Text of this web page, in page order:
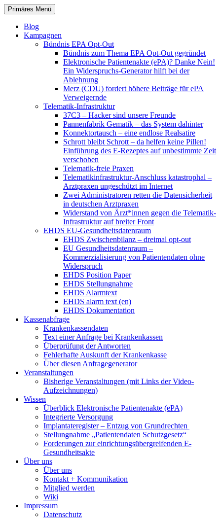
Zum
Inhalt
springen
patientenrechte-datenschutz.de
Suchen
Primäres Menü
Blog
Kampagnen
Bündnis EPA Opt-Out
Bündnis zum Thema EPA Opt-Out gegründet
Elektronische Patientenakte (ePA)? Danke Nein!
Ein Widerspruchs-Generator hilft bei der
Ablehnung
Merz (CDU) fordert höhere Beiträge für ePA
Verweigernde
Telematik-Infrastruktur
37C3 – Hacker sind unsere Freunde
Pannenfabrik Gematik – das System dahinter
Konnektortausch – eine endlose Realsatire
Schrott bleibt Schrott – da helfen keine Pillen!
Einführung des E-Rezeptes auf unbestimmte Zeit
verschoben
Telematik-freie Praxen
Telematikinfrastruktur-Anschluss katastrophal –
Arztpraxen ungeschützt im Internet
Zwei Administratoren retten die Datensicherheit
in deutschen Arztpraxen
Widerstand von Ärzt*innen gegen die Telematik-
Infrastruktur auf breiter Front
EHDS EU-Gesundheitsdatenraum
EHDS Zwischenbilanz – dreimal opt-out
EU Gesundheitsdatenraum –
Kommerzialisierung von Patientendaten ohne
Widerspruch
EHDS Position Paper
EHDS Stellungnahme
EHDS Alarmtext
EHDS alarm text (en)
EHDS Dokumentation
Kassenabfrage
Krankenkassendaten
Text einer Anfrage bei Krankenkassen
Überprüfung der Antworten
Fehlerhafte Auskunft der Krankenkasse
Über diesen Anfragegenerator
Veranstaltungen
Bisherige Veranstaltungen (mit Links der Video-
Aufzeichnungen)
Wissen
Überblick Elektronische Patientenakte (ePA)
Integrierte Versorgung
Implantateregister – Entzug von Grundrechten
Stellungnahme „Patientendaten Schutzgesetz“
Forderungen zur einrichtungsübergreifenden E-
Gesundheitsakte
Über uns
Über uns
Kontakt + Kommunikation
Mitglied werden
Wiki
Impressum
Datenschutz